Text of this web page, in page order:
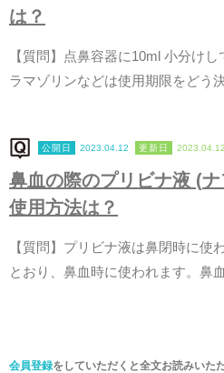
は ？
【 質問 】 点鼻容器に1 0m 小分け し
ラマゾリ ンなどは使用期 限をどう
2023.04.12 2023.04.12
鼻血の際のプリ ビナ液 (ナ
使用方法は ？
【 質問 】 プリ ビナ液は鼻閉 時に使
と お り 鼻血 時に使われます。 鼻血
会員登録をしていただくと全文お読みいた